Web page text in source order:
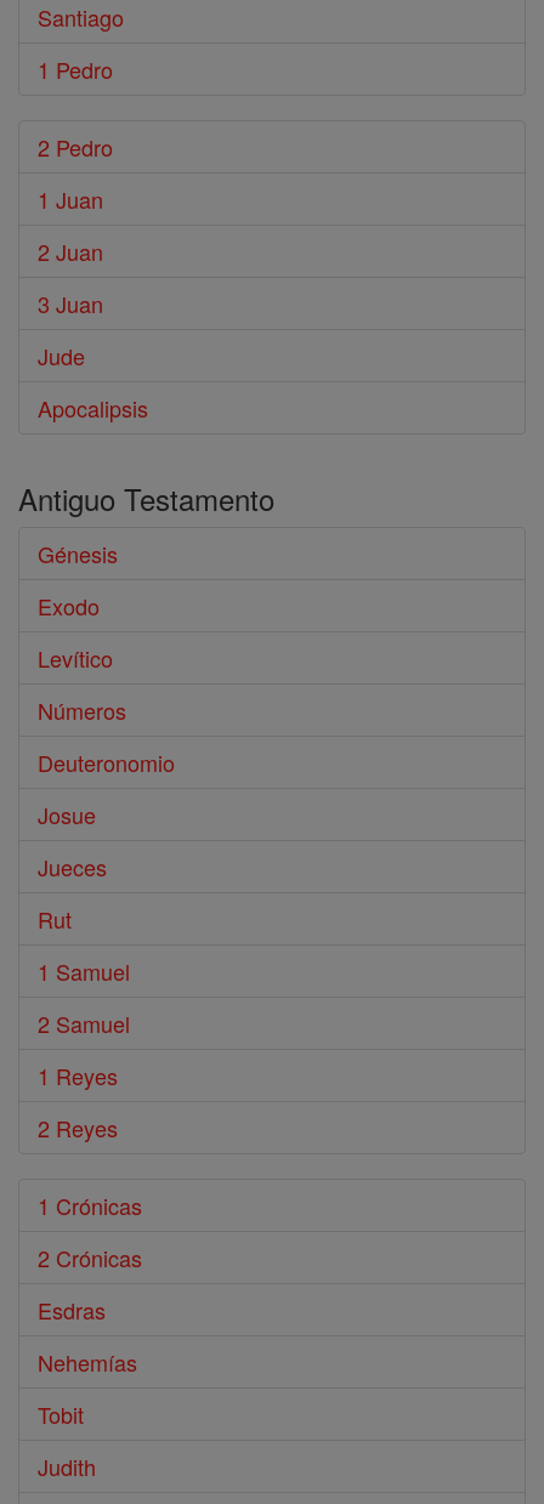
Santiago
1 Pedro
2 Pedro
1 Juan
2 Juan
3 Juan
Jude
Apocalipsis
Antiguo Testamento
Génesis
Exodo
Levítico
Números
Deuteronomio
Josue
Jueces
Rut
1 Samuel
2 Samuel
1 Reyes
2 Reyes
1 Crónicas
2 Crónicas
Esdras
Nehemías
Tobit
Judith